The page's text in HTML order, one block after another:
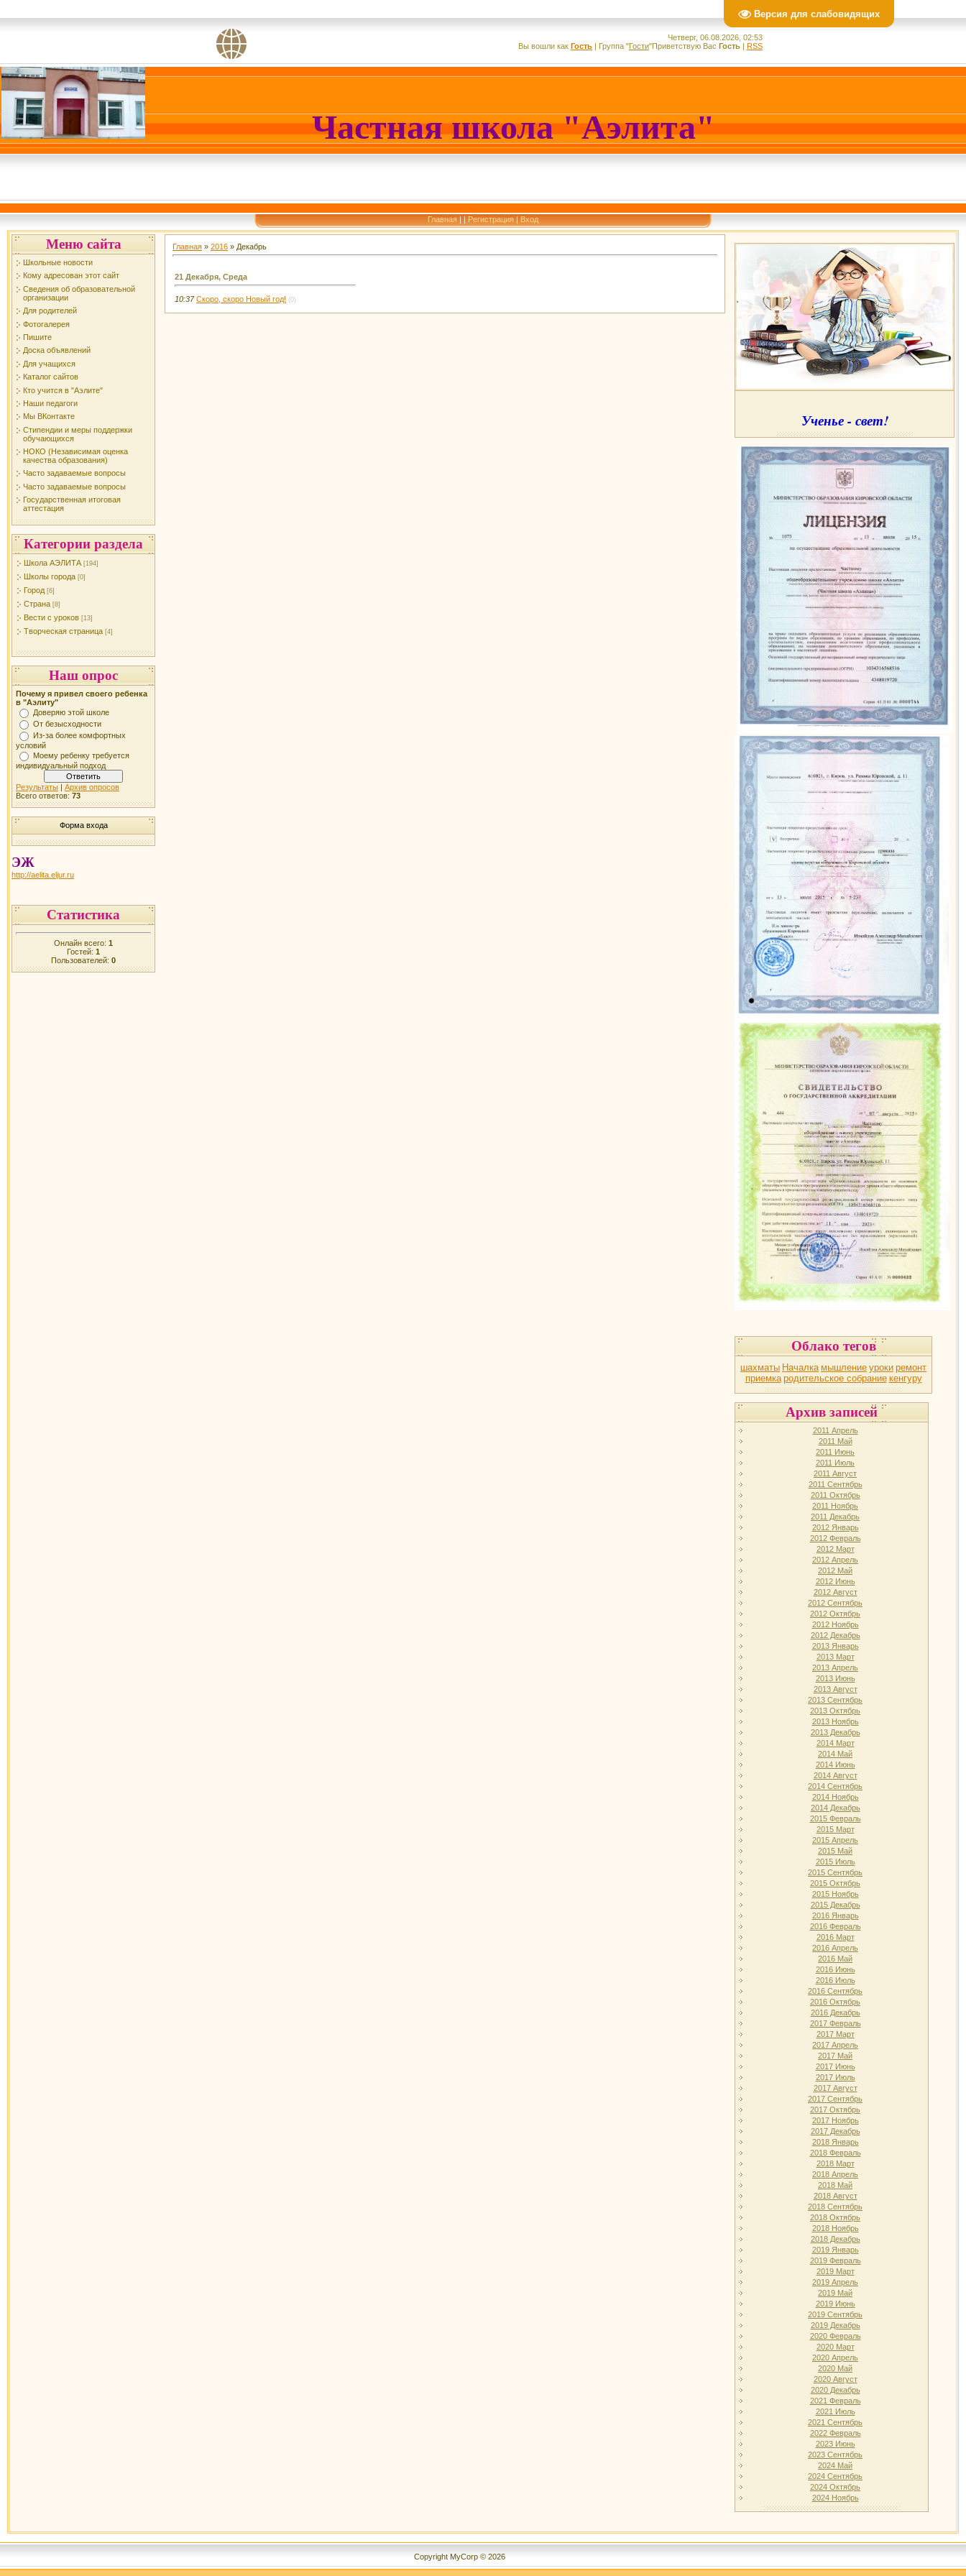
Версия для слабовидящих
Четверг, 06.08.2026, 02:53
Вы вошли как Гость | Группа "Гости"Приветствую Вас Гость | RSS
Частная школа "Аэлита"
Главная | | Регистрация | Вход
Меню сайта
Школьные новости
Кому адресован этот сайт
Сведения об образовательной
организации
Для родителей
Фотогалерея
Пишите
Доска объявлений
Для учащихся
Каталог сайтов
Кто учится в "Аэлите"
Наши педагоги
Мы ВКонтакте
Стипендии и меры поддержки
обучающихся
НОКО (Независимая оценка
качества образования)
Часто задаваемые вопросы
Часто задаваемые вопросы
Государственная итоговая
аттестация
Категории раздела
Школа АЭЛИТА [194]
Школы города [0]
Город [6]
Страна [8]
Вести с уроков [13]
Творческая страница [4]
Наш опрос
Почему я привел своего ребенка
в "Аэлиту"
Доверяю этой школе
От безысходности
Из-за более комфортных
условий
Моему ребенку требуется
индивидуальный подход
Результаты | Архив опросов
Всего ответов: 73
Форма входа
ЭЖ
http://aelita.eljur.ru
Статистика
Онлайн всего: 1
Гостей: 1
Пользователей: 0
Главная » 2016 » Декабрь
21 Декабря, Среда
10:37 Скоро, скоро Новый год! (0)
Ученье - свет!
Облако тегов
шахматы Началка мышление уроки ремонт
приемка родительское собрание кенгуру
Архив записей
2011 Апрель
2011 Май
2011 Июнь
2011 Июль
2011 Август
2011 Сентябрь
2011 Октябрь
2011 Ноябрь
2011 Декабрь
2012 Январь
2012 Февраль
2012 Март
2012 Апрель
2012 Май
2012 Июнь
2012 Август
2012 Сентябрь
2012 Октябрь
2012 Ноябрь
2012 Декабрь
2013 Январь
2013 Март
2013 Апрель
2013 Июнь
2013 Август
2013 Сентябрь
2013 Октябрь
2013 Ноябрь
2013 Декабрь
2014 Март
2014 Май
2014 Июнь
2014 Август
2014 Сентябрь
2014 Ноябрь
2014 Декабрь
2015 Февраль
2015 Март
2015 Апрель
2015 Май
2015 Июль
2015 Сентябрь
2015 Октябрь
2015 Ноябрь
2015 Декабрь
2016 Январь
2016 Февраль
2016 Март
2016 Апрель
2016 Май
2016 Июнь
2016 Июль
2016 Сентябрь
2016 Октябрь
2016 Декабрь
2017 Февраль
2017 Март
2017 Апрель
2017 Май
2017 Июнь
2017 Июль
2017 Август
2017 Сентябрь
2017 Октябрь
2017 Ноябрь
2017 Декабрь
2018 Январь
2018 Февраль
2018 Март
2018 Апрель
2018 Май
2018 Август
2018 Сентябрь
2018 Октябрь
2018 Ноябрь
2018 Декабрь
2019 Январь
2019 Февраль
2019 Март
2019 Апрель
2019 Май
2019 Июнь
2019 Сентябрь
2019 Декабрь
2020 Февраль
2020 Март
2020 Апрель
2020 Май
2020 Август
2020 Декабрь
2021 Февраль
2021 Июль
2021 Сентябрь
2022 Февраль
2023 Июнь
2023 Сентябрь
2024 Май
2024 Сентябрь
2024 Октябрь
2024 Ноябрь
Copyright MyCorp © 2026